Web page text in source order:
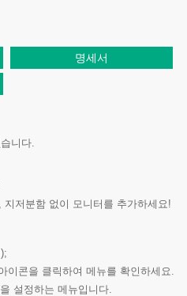
명세서
니다.
저분함 없이 모니터를 추가하세요!
이콘을 클릭하여 메뉴를 확인하세요.
설정하는 메뉴입니다.